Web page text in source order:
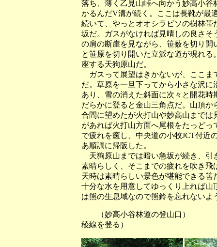
落ち、薄く乙見山峠へ向かう妙高小
かるんだV溝が続く。ここは長靴が最
続いて、やっとオオシラビソの樹林
坂だ。ガスがなければ見晴しの良さ
の肩の断崖を見ながら、笹薮を切り
と笹原を切り開いた立派な道が現れ
座する天狗原山だ。
ガスって展望はきかないが、ここま
だ。草原を一旦下ってから小さな沢
あり、雪の消えた斜面に次々と開花
だらかに登ると金山三角点だ。山頂
合間に望めたが火打山や妙高山まで
があれば火打山方面へ尾根をたっど
で疲れを癒し、中央道の小牧JCT付近
あ順調に帰阪した。
天狗原山までは暗い急坂が続き、引
素晴らしく、そこまでの疲れを吹き
天時は素晴らしい景色が堪能できる
十分な水を用意してゆっくり上れば
は熊の生息域なので熊鈴を忘れないよ
（妙高小谷林道の登山口） （ブ
稜線を登る）